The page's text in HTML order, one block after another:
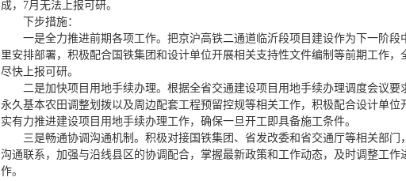
成，7月无法上报可研。
下步措施：
一是全力推进前期各项工作。把京沪高铁二通道临沂段项目建设作为下一阶段
里安排部署，积极配合国铁集团和设计单位开展相关支持性文件编制等前期工作，
尽快上报可研。
二是加快项目用地手续办理。根据全省交通建设项目用地手续办理调度会议要
永久基本农田调整划拨以及周边配套工程预留控规等相关工作，积极配合设计单
实有力推进建设项目用地手续办理工作，确保一旦开工即具备施工条件。
三是畅通协调沟通机制。积极对接国铁集团、省发改委和省交通厅等相关部门
沟通联系，加强与沿线县区的协调配合，掌握最新政策和工作动态，及时调整工作
作。